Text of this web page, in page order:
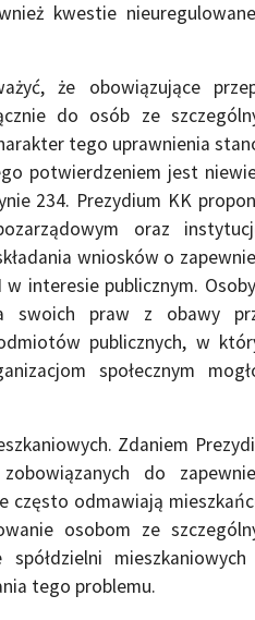
kwestie
że obowiązujące
do osób ze
tego uprawnienia
potwierdzeniem jest
234. Prezydium KK
oraz
wniosków o
interesie publicznym.
swoich praw z obawy
publicznych, w
społecznym
Zdaniem
do
często odmawiają
osobom ze
spółdzielni
tego problemu.